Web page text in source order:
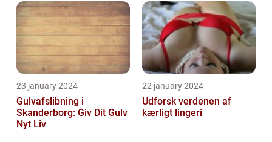
23 january 2024
Gulvafslibning i
Skanderborg: Giv Dit Gulv
Nyt Liv
22 january 2024
Udforsk verdenen af
kærligt lingeri